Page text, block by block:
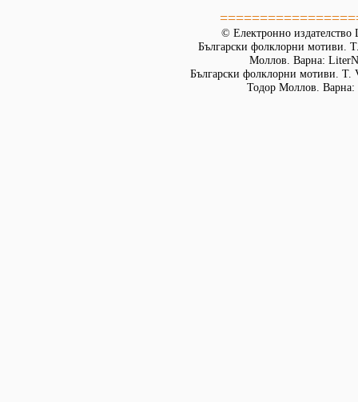
© Електронно издателство
Български фолклорни мотиви.
Моллов. Варна:
Български фолклорни мотиви.
Тодор Моллов. Варна: